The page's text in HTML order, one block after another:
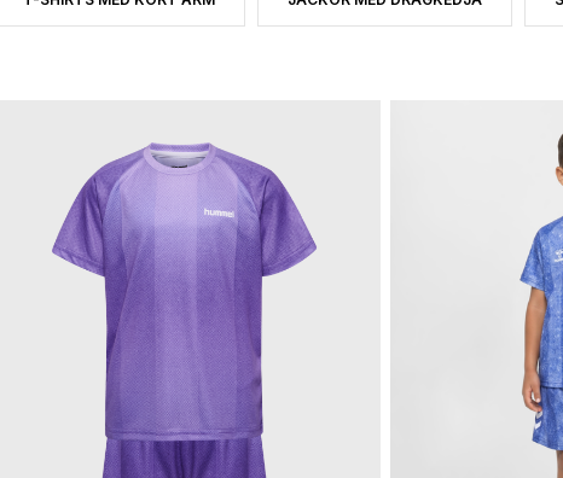
SORTERAS DET EFTER CATEGORY: SET
SORTERA EFTER PRODUKTTYP: T-SHIRTS MED KORT ÄRM
SORTERA EFTER PRODUKTTYP: